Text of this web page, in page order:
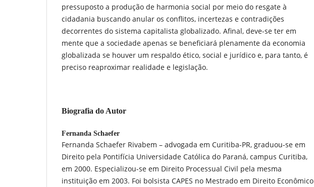
pressuposto a produção de harmonia social por meio do resgate à
cidadania buscando anular os conflitos, incertezas e contradições
decorrentes do sistema capitalista globalizado. Afinal, deve-se ter em
mente que a sociedade apenas se beneficiará plenamente da economia
globalizada se houver um respaldo ético, social e jurídico e, para tanto, é
preciso reaproximar realidade e legislação.
Biografia do Autor
Fernanda Schaefer
Fernanda Schaefer Rivabem – advogada em Curitiba-PR, graduou-se em
Direito pela Pontifícia Universidade Católica do Paraná, campus Curitiba,
em 2000. Especializou-se em Direito Processual Civil pela mesma
instituição em 2003. Foi bolsista CAPES no Mestrado em Direito Econômico